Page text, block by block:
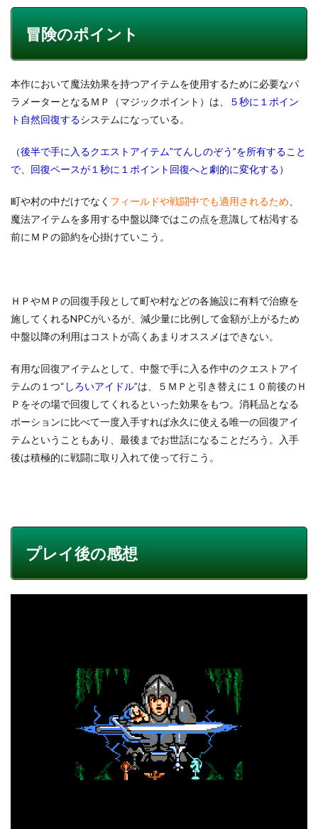
冒険のポイント
本作において魔法効果を持つアイテムを使用するために必要なパ
ラメーターとなるＭＰ（マジックポイント）は、
５秒に１ポイン
ト自然回復するシステムになっている。
（後半で手に入るクエストアイテム”てんしのぞう”を所有すること
で、回復ペースが１秒に１ポイント回復へと劇的に変化する）
町や村の中だけでなく フィールドや戦闘中でも適用されるため
魔法アイテムを多用する中盤以降ではこの点を意識して枯渇する
前にＭＰの節約を心掛けていこう。
ＨＰやＭＰの回復手段として町や村などの各施設に有料で治療を
施してくれるNPCがいるが、減少量に比例して金額が上がるため
中盤以降の利用はコストが高くあまりオススメはできない。
有用な回復アイテムとして、中盤で手に入る作中のクエストアイ
テムの１つ“しろいアイドル”は、５ＭＰと引き替えに１０前後のＨ
Ｐをその場で回復してくれるといった効果をもつ。消耗品となる
ポーションに比べて一度入手すれば永久に使える唯一の回復アイ
テムということもあり、最後までお世話になることだろう。入手
後は積極的に戦闘に取り入れて使って行こう。
プレイ後の感想